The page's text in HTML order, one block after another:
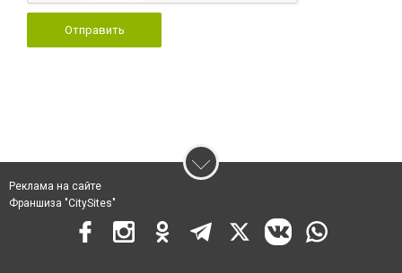
Отправить
Реклама на сайте
Франшиза "CitySites"